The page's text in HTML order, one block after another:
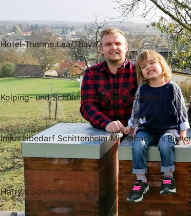
Hotel-Therme Laa/Thaya
Kolping- und Schülerinnenheim Mistelbach
Imkereibedarf Schittenhelm Mistelbach -
Harry's Schmankerlexpress Ernstbrunn